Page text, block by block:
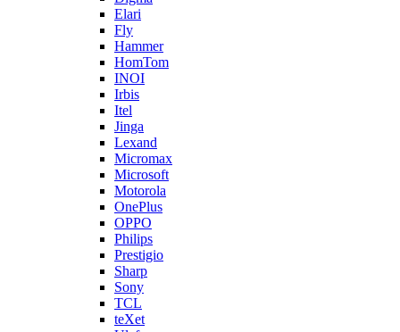
Elari
Fly
Hammer
HomTom
INOI
Irbis
Itel
Jinga
Lexand
Micromax
Microsoft
Motorola
OnePlus
OPPO
Philips
Prestigio
Sharp
Sony
TCL
teXet